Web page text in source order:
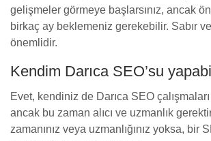
gelişmeler görmeye başlarsınız, ancak
birkaç ay beklemeniz gerekebilir. Sabır ve
önemlidir.
Kendim Darıca SEO’su
Evet, kendiniz de Darıca SEO
ancak bu zaman alıcı ve uzmanlık
zamanınız veya uzmanlığınız yoksa, bir